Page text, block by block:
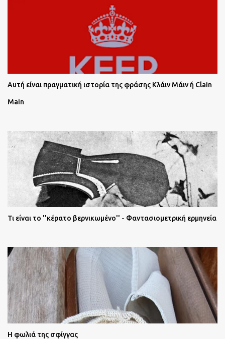
Αυτή είναι πραγματική ιστορία της φράσης Κλάιν Μάιν ή Clain
Main
Τι είναι το ''κέρατο βερνικωμένο'' - Φαντασιομετρική ερμηνεία
Η φωλιά της σφίγγας